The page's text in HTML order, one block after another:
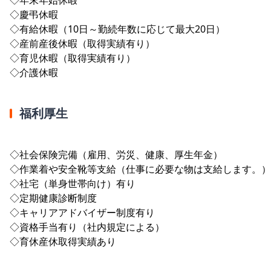
◇慶弔休暇
◇有給休暇（10日～勤続年数に応じて最大20日）
◇産前産後休暇（取得実績有り）
◇育児休暇（取得実績有り）
◇介護休暇
福利厚生
◇社会保険完備（雇用、労災、健康、厚生年金）
◇作業着や安全靴等支給（仕事に必要な物は支給します。）
◇社宅（単身世帯向け）有り
◇定期健康診断制度
◇キャリアアドバイザー制度有り
◇資格手当有り（社内規定による）
◇育休産休取得実績あり